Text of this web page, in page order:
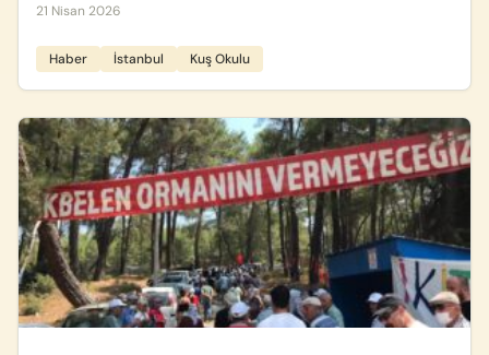
21 Nisan 2026
Haber İstanbul Kuş Okulu